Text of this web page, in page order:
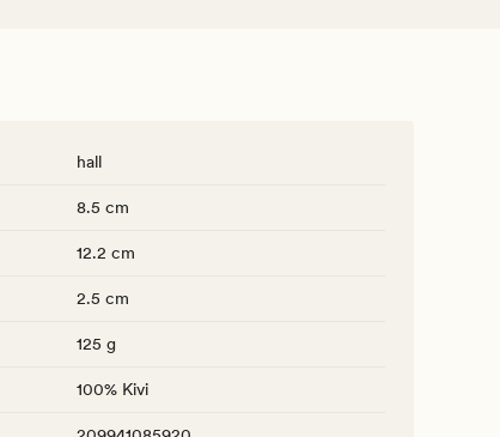
hall
8.5 cm
12.2 cm
2.5 cm
125 g
100% Kivi